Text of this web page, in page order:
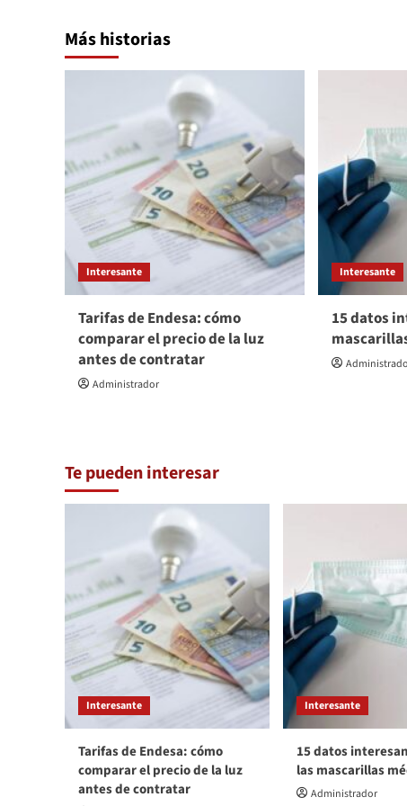
Más historias
Interesante
Tarifas de Endesa: cómo
comparar el precio de la luz
antes de contratar
Administrador
Interesante
15 datos
Te pueden interesar
Interesante
Tarifas de Endesa: cómo
comparar el precio de la luz
antes de contratar
Interesante
15 datos
las mascarillas
Administrador